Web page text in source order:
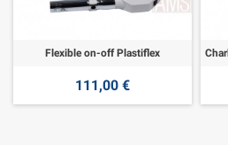
Flexible on-off Plastiflex
111,00 €